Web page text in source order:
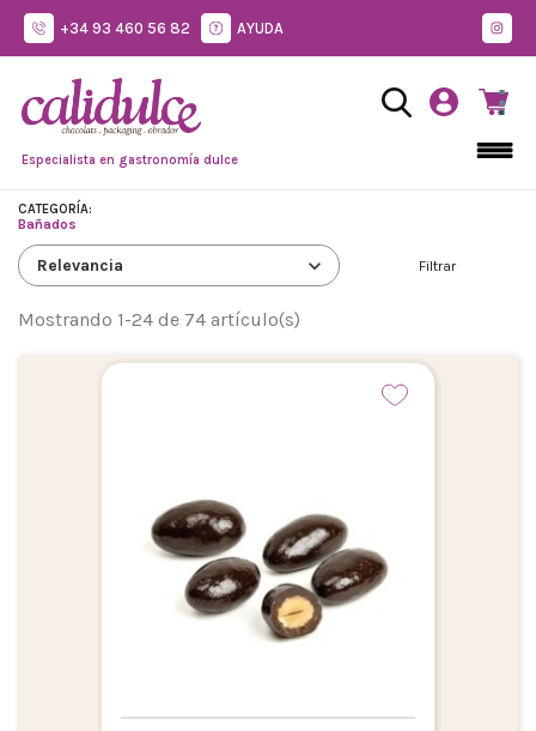
+34 93 460 56 82 AYUDA
Especialista en gastronomía dulce
CATEGORÍA:
Bañados
Relevancia expand_more Filtrar
Mostrando 1-24 de 74 artículo(s)